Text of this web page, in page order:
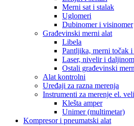
Merni sat i stalak
Uglomeri
Dubinomer i visinomer
Građevinski merni alat
Libela
Pantljika, merni točak i
Laser, nivelir i
Ostali građevinski
Alat kontrolni
Uređaji za razna merenja
Instrumenti za merenje el.
Klešta amper
Unimer (multimetar)
Kompresor i pneumatski alat